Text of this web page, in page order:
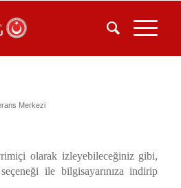
Merkezi
olarak izleyebileceğiniz gibi,
ile bilgisayarınıza indirip